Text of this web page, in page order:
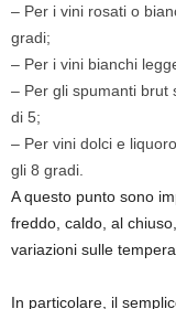
– Per i vini rosati o
gradi;
– Per i vini bianchi
– Per gli spumanti brut
di 5;
– Per vini dolci e
gli 8 gradi.
A questo punto sono
freddo, caldo, al
variazioni sulle
In particolare, il